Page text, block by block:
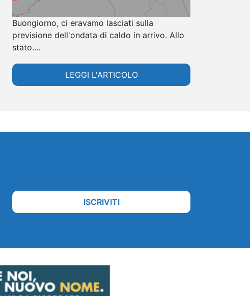
Buongiorno, ci eravamo lasciati sulla
previsione dell'ondata di caldo in arrivo. Allo
stato....
LEGGI L'ARTICOLO
ISCRIVITI